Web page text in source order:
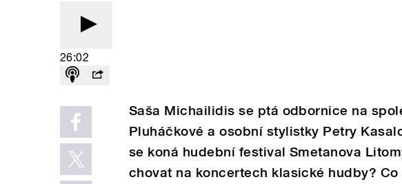
26:02
Saša Michailidis se ptá odbornice na
Pluháčkové a osobní stylistky Petry
se koná hudební festival Smetanova
chovat na koncertech klasické hudby?